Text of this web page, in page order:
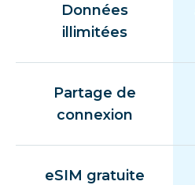
Données
illimitées
Partage de
connexion
eSIM gratuite